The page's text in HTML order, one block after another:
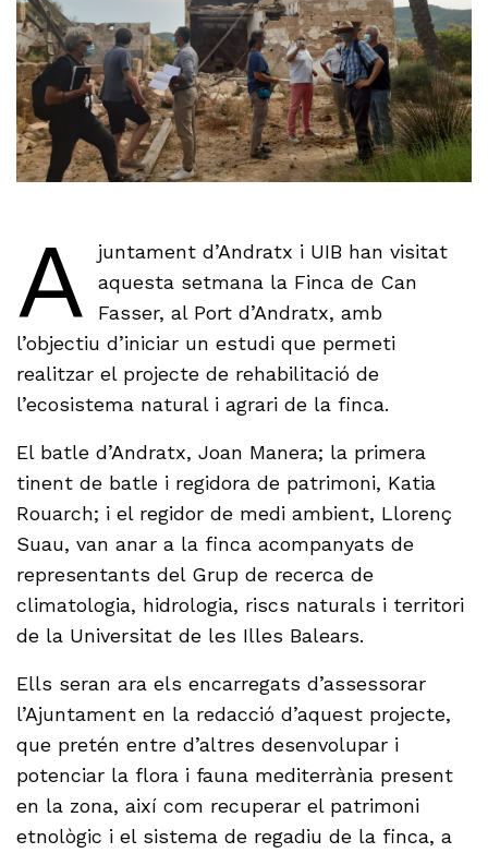
A
juntament d’Andratx i UIB han visitat
aquesta setmana la Finca de Can
Fasser, al Port d’Andratx, amb
l’objectiu d’iniciar un estudi que permeti
realitzar el projecte de rehabilitació de
l’ecosistema natural i agrari de la finca.
El batle d’Andratx, Joan Manera; la primera
tinent de batle i regidora de patrimoni, Katia
Rouarch; i el regidor de medi ambient, Llorenç
Suau, van anar a la finca acompanyats de
representants del Grup de recerca de
climatologia, hidrologia, riscs naturals i territori
de la Universitat de les Illes Balears.
Ells seran ara els encarregats d’assessorar
l’Ajuntament en la redacció d’aquest projecte,
que pretén entre d’altres desenvolupar i
potenciar la flora i fauna mediterrània present
en la zona, així com recuperar el patrimoni
etnològic i el sistema de regadiu de la finca, a